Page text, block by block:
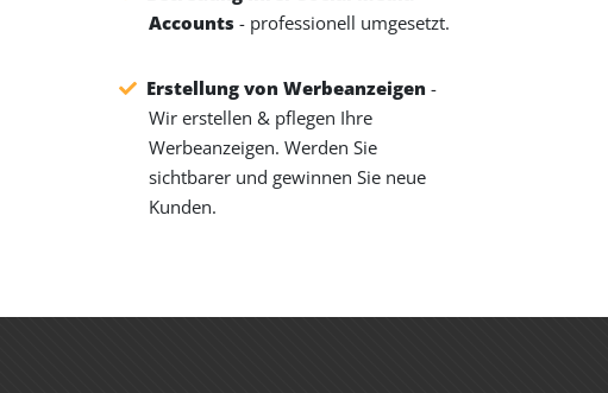
Accounts - professionell umgesetzt.
Erstellung von Werbeanzeigen -
Wir erstellen & pflegen Ihre
Werbeanzeigen. Werden Sie
sichtbarer und gewinnen Sie neue
Kunden.